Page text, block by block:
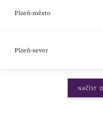
Plzeň-město
Plzeň-sever